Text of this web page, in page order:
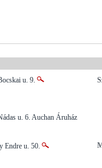
u. 9.
u. 6. Auchan Áruház
Endre u. 50.